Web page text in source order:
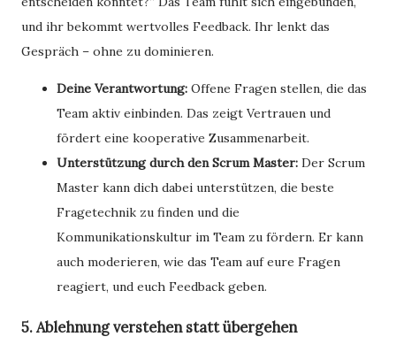
und ihr bekommt wertvolles Feedback. Ihr lenkt das
Gespräch – ohne zu dominieren.
Deine Verantwortung: Offene Fragen stellen, die das
Team aktiv einbinden. Das zeigt Vertrauen und
fördert eine kooperative Zusammenarbeit.
Unterstützung durch den Scrum Master: Der Scrum
Master kann dich dabei unterstützen, die beste
Fragetechnik zu finden und die
Kommunikationskultur im Team zu fördern. Er kann
auch moderieren, wie das Team auf eure Fragen
reagiert, und euch Feedback geben.
5. Ablehnung verstehen statt übergehen